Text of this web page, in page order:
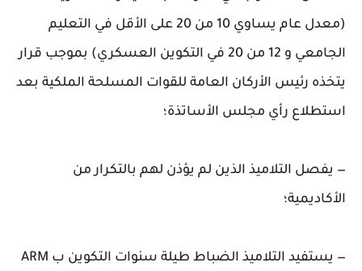
(معدل عام يساوي 10 من 20 على الأقل في التعليم
الجامعي و 12 من 20 في التكوين العسكري) بموجب قرار
يتخذه رئيس الأركان العامة للقوات المسلحة الملكية بعد
استطلاع رأي مجلس الأساتذة؛
— يفصل التلاميذ الذين لم يؤذن لهم بالتكرار من
الأكاديمية؛
— يستفيد التلاميذ الضباط طيلة سنوات التكوين ب ARM